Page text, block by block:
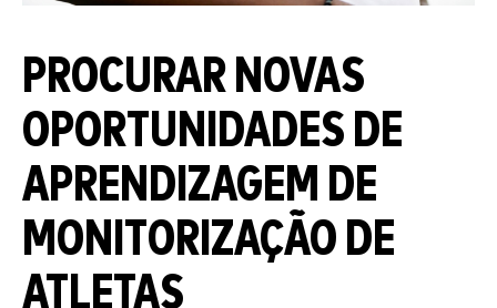
PROCURAR NOVAS
OPORTUNIDADES DE
APRENDIZAGEM DE
MONITORIZAÇÃO DE
ATLETAS